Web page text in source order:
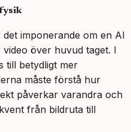
imponerande om en AI
över huvud taget. I
till betydligt mer
måste förstå hur
påverkar varandra och
från bildruta till